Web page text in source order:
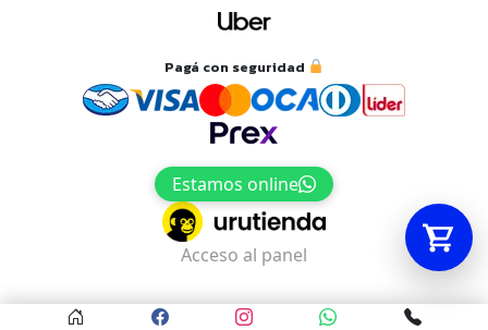
Pagá con seguridad
Estamos online
Acceso al panel